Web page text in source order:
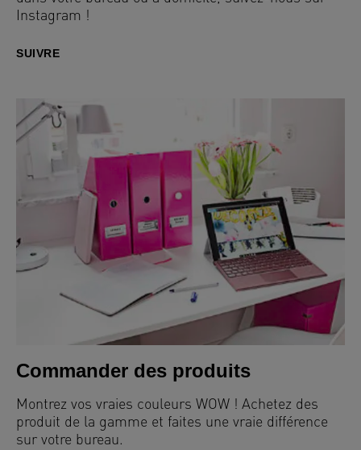
Instagram !
SUIVRE
Commander des produits
Montrez vos vraies couleurs WOW ! Achetez des
produit de la gamme et faites une vraie différence
sur votre bureau.